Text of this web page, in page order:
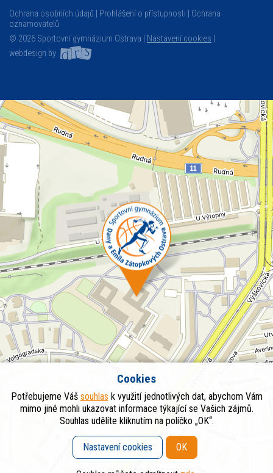
Ochrana osobních údajů Prohlášení o přístupnosti
Ochrana
oznamovatelů
© 2026 Sportovní gymnázium Ostrava |
Nastavení cookies
webdesign by
Cookies
Potřebujeme Váš souhlas k využití jednotlivých dat, abychom Vám
mimo jiné mohli ukazovat informace týkající se Vašich zájmů.
Souhlas udělíte kliknutím na políčko „OK“.
Nastavení cookies OK